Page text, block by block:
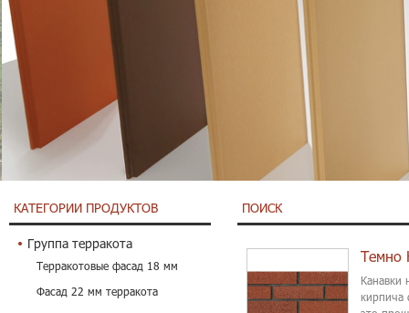
КАТЕГОРИИ ПРОДУКТОВ
Группа терракота
Терракотовые фасад 18 мм
Фасад 22 мм терракота
ПОИСК
Темно
Канавки
кирпича